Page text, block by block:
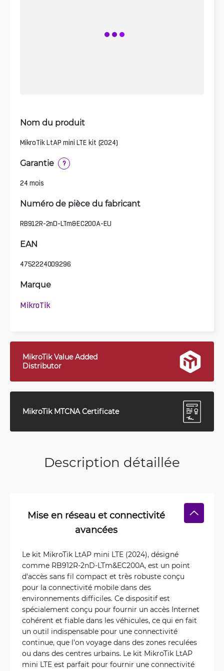
Nom du produit
MikroTik LtAP mini LTE kit (2024)
Garantie ?
24 mois
Numéro de pièce du fabricant
RB912R-2nD-LTm&EC200A-EU
EAN
4752224009296
Marque
MikroTik
MikroTik Value Added
Distributor
MikroTik MTCNA Certificate
Description détaillée
Mise en réseau et connectivité
avancées
Le kit MikroTik LtAP mini LTE (2024), désigné
comme RB912R-2nD-LTm&EC200A, est un point
d'accès sans fil compact et très robuste conçu
pour la connectivité mobile dans des
environnements difficiles. Ce dispositif est
spécialement conçu pour fournir un accès Internet
cohérent et fiable dans les véhicules, ce qui en fait
un outil indispensable pour une connectivité
continue, que l'on voyage dans des zones reculées
ou dans des centres urbains. Le kit MikroTik LtAP
mini LTE est parfait pour fournir une connectivité